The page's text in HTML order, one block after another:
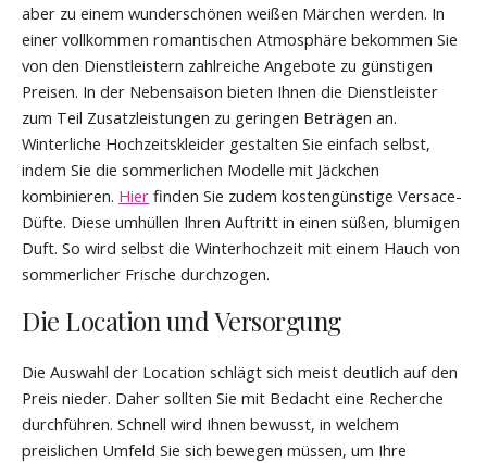
aber zu einem wunderschönen weißen Märchen werden. In
einer vollkommen romantischen Atmosphäre bekommen Sie
von den Dienstleistern zahlreiche Angebote zu günstigen
Preisen. In der Nebensaison bieten Ihnen die Dienstleister
zum Teil Zusatzleistungen zu geringen Beträgen an.
Winterliche Hochzeitskleider gestalten Sie einfach selbst,
indem Sie die sommerlichen Modelle mit Jäckchen
kombinieren. Hier finden Sie zudem kostengünstige Versace-
Düfte. Diese umhüllen Ihren Auftritt in einen süßen, blumigen
Duft. So wird selbst die Winterhochzeit mit einem Hauch von
sommerlicher Frische durchzogen.
Die Location und Versorgung
Die Auswahl der Location schlägt sich meist deutlich auf den
Preis nieder. Daher sollten Sie mit Bedacht eine Recherche
durchführen. Schnell wird Ihnen bewusst, in welchem
preislichen Umfeld Sie sich bewegen müssen, um Ihre